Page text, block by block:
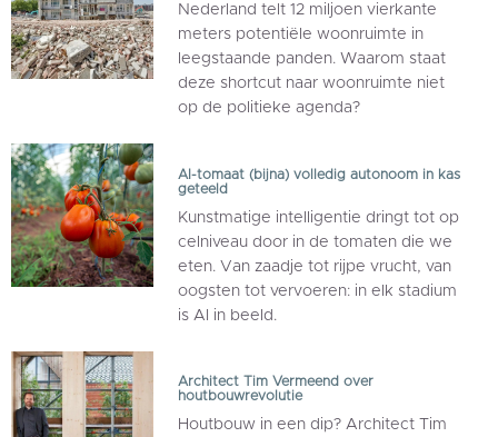
Nederland telt 12 miljoen vierkante
meters potentiële woonruimte in
leegstaande panden. Waarom staat
deze shortcut naar woonruimte niet
op de politieke agenda?
AI-tomaat (bijna) volledig autonoom in kas
geteeld
Kunstmatige intelligentie dringt tot op
celniveau door in de tomaten die we
eten. Van zaadje tot rijpe vrucht, van
oogsten tot vervoeren: in elk stadium
is AI in beeld.
Architect Tim Vermeend over
houtbouwrevolutie
Houtbouw in een dip? Architect Tim